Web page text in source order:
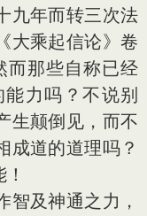
九年而转三次法
大乘起信论》卷
而那些自称已经
力吗？不说别
生颠倒见，而不
成道的道理吗？
智及神通之力，